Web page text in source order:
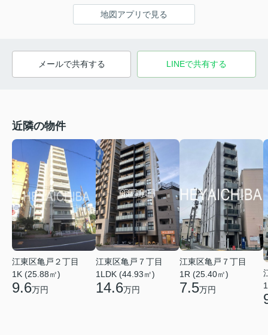
地図アプリで見る
メールで共有する LINEで共有する
近隣の物件
江東区亀戸２丁目
1K (25.88㎡)
9.6万円
江東区亀戸７丁目
1LDK (44.93㎡)
14.6万円
江東区亀戸７丁目
1R (25.40㎡)
7.5万円